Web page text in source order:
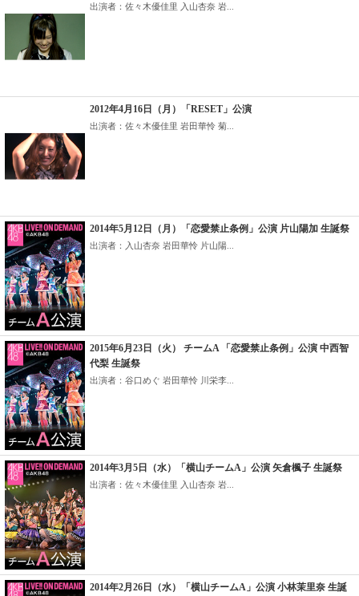
出演者：佐々木優佳里 入山杏奈 岩...
2012年4月16日（月）「RESET」公演
出演者：佐々木優佳里 岩田華怜 菊...
2014年5月12日（月）「恋愛禁止条例」公演 片山陽加 生誕祭
出演者：入山杏奈 岩田華怜 片山陽...
2015年6月23日（火） チームA 「恋愛禁止条例」公演 中西智
代梨 生誕祭
出演者：谷口めぐ 岩田華怜 川栄李...
2014年3月5日（水）「横山チームA」公演 矢倉楓子 生誕祭
出演者：佐々木優佳里 入山杏奈 岩...
2014年2月26日（水）「横山チームA」公演 小林茉里奈 生誕